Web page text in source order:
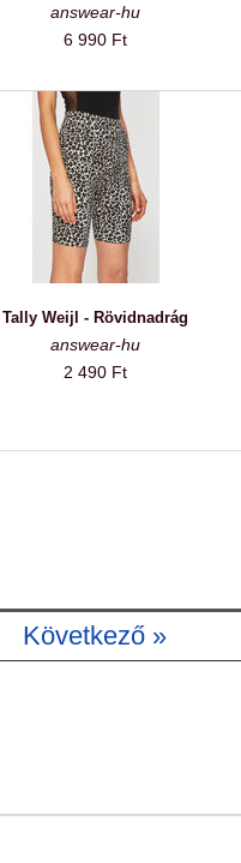
answear-hu
6 990 Ft
Tally Weijl - Rövidnadrág
answear-hu
2 490 Ft
Következő »